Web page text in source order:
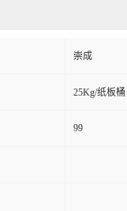
崇成
25Kg/纸板桶
99